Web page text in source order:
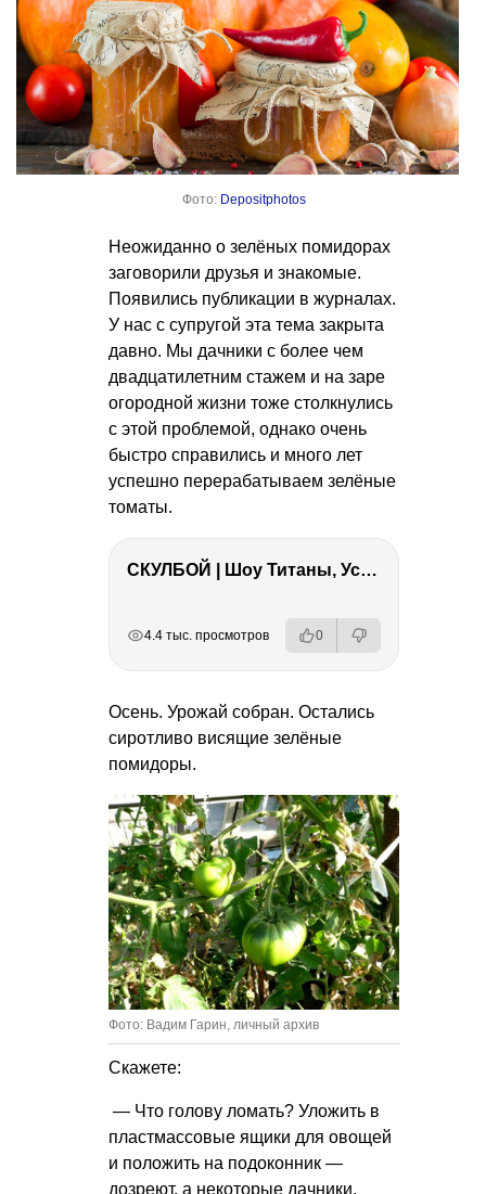
Фото: Depositphotos
Неожиданно о зелёных помидорах
заговорили друзья и знакомые.
Появились публикации в журналах.
У нас с супругой эта тема закрыта
давно. Мы дачники с более чем
двадцатилетним стажем и на заре
огородной жизни тоже столкнулись
с этой проблемой, однако очень
быстро справились и много лет
успешно перерабатываем зелёные
томаты.
СКУЛБОЙ | Шоу Титаны, Усейн Болт, Ларрат, Зашквар!
4.4 тыс. просмотров 0
Осень. Урожай собран. Остались
сиротливо висящие зелёные
помидоры.
Фото: Вадим Гарин, личный архив
Скажете:
— Что голову ломать? Уложить в
пластмассовые ящики для овощей
и положить на подоконник —
дозреют, а некоторые дачники,